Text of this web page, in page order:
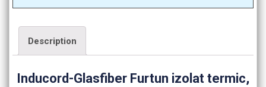
Description
Inducord-Glasfiber Furtun izolat termic,